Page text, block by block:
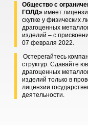
Общество с
ГОЛД» имеет
скупке у физических
драгоценных
изделий – с
07 февраля 2022.
Остерегайтесь
структур. Сдавайте
драгоценных
изделий только в
лицензии
деятельности.